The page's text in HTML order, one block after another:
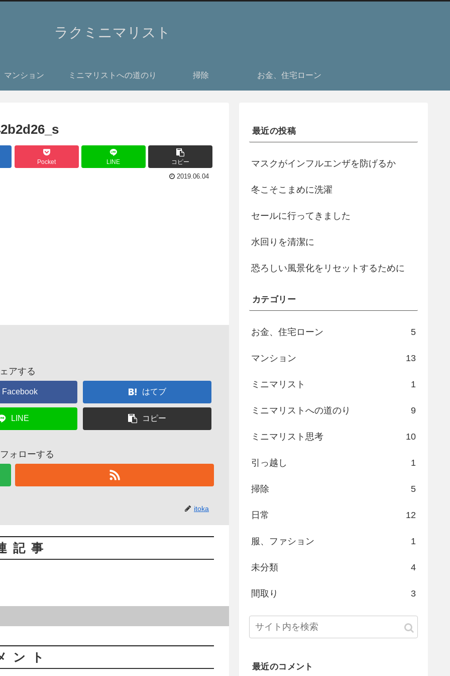
ラクミニマリスト
マンション ミニマリストへの道のり 掃除 お金、住宅ローン
Pocket LINE コピー
2019.06.04
アする
Facebook はてブ
LINE コピー
ォローする
itoka
記事
ント
最近の投稿
マスクがインフルエンザを防げるか
冬こそこまめに洗濯
セールに行ってきました
水回りを清潔に
恐ろしい風景化をリセットするために
カテゴリー
お金、住宅ローン 5
マンション 13
ミニマリスト 1
ミニマリストへの道のり 9
ミニマリスト思考 10
引っ越し 1
掃除 5
日常 12
服、ファション 1
未分類 4
間取り 3
最近のコメント